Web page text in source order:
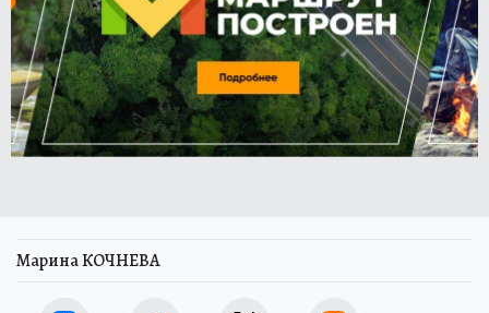
Марина КОЧНЕВА